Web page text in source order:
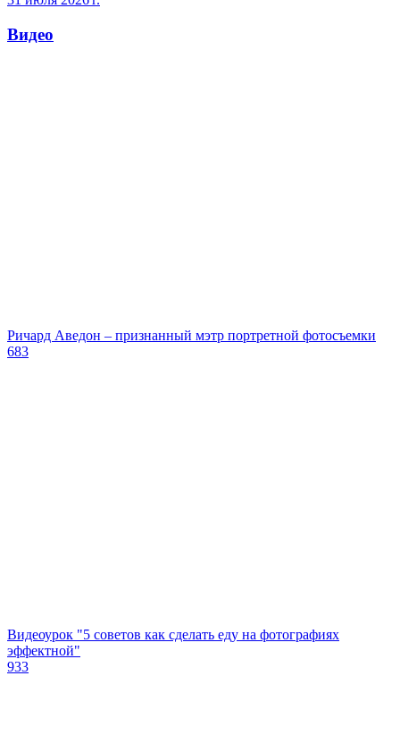
Видео
Ричард Аведон – признанный мэтр портретной фотосъемки
683
Видеоурок "5 советов как сделать еду на фотографиях
эффектной"
933